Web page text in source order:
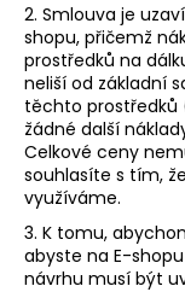
2. Smlouva je
shopu, přičemž
prostředků na
neliší od základní
těchto prostředků
žádné další
Celkové ceny
souhlasíte s tím,
využíváme.
3. K tomu,
abyste na E-
návrhu musí být